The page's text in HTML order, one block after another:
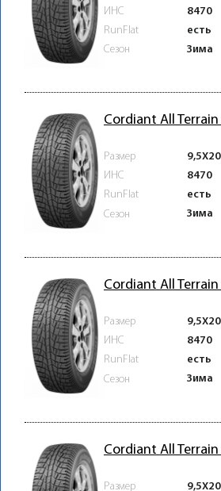
ИНС
8470
RunFlat
есть
Сезон
Зима
Cordiant All Terrain
Размер
9,5X20
ИНС
8470
RunFlat
есть
Сезон
Зима
Cordiant All Terrain
Размер
9,5X20
ИНС
8470
RunFlat
есть
Сезон
Зима
Cordiant All Terrain
Размер
9,5X20